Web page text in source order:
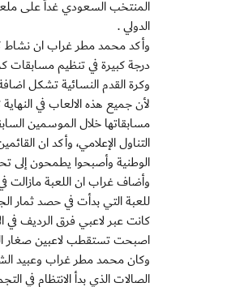
المنتخب السعودي غداً على
الدولي .
وأكد محمد مطر غراب ان نشاط
درجة كبيرة في تنظيم مسابقات
وكرة القدم النسائية تشكل
لأن جميع هذه الالعاب في
مسابقاتها خلال الموسمين
التناول الإعلامي، وأكد ان
الوطنية وأصبحوا يطمحون إلى
وأضاف غراب ان اللعبة مازالت
للعبة التي بدأت في حصد ثمار
كانت عبر لاعبي فرق الرديف في
اصبحت تستقطب لاعبين صغار
وكان محمد مطر غراب وعبيد
الصالات الذي بدأ الانتظام في